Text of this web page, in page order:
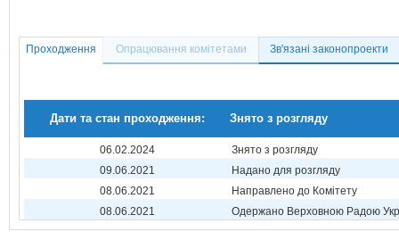
Проходження Опрацювання комітетами Зв'язані законопроекти
Дати та стан проходження: Знято з розгляду
06.02.2024
Знято з розгляду
09.06.2021
Надано для розгляду
08.06.2021
Направлено до Комітету
08.06.2021
Одержано Верховною Радою